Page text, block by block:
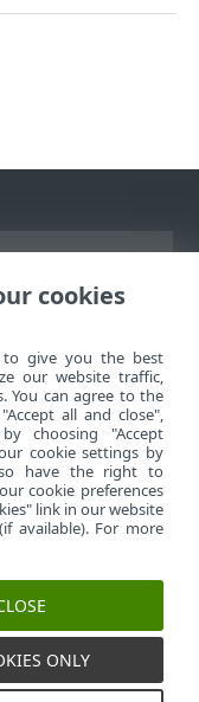
cookies
to give you the best
our website traffic,
You can agree to the
all and close",
choosing "Accept
cookie settings by
have the right to
cookie preferences
link in our website
available). For more
ONLY